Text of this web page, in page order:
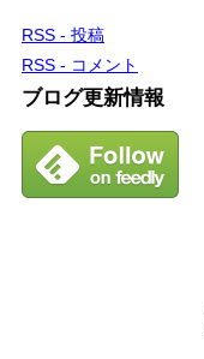
RSS - 投稿
RSS - コメント
ブログ更新情報